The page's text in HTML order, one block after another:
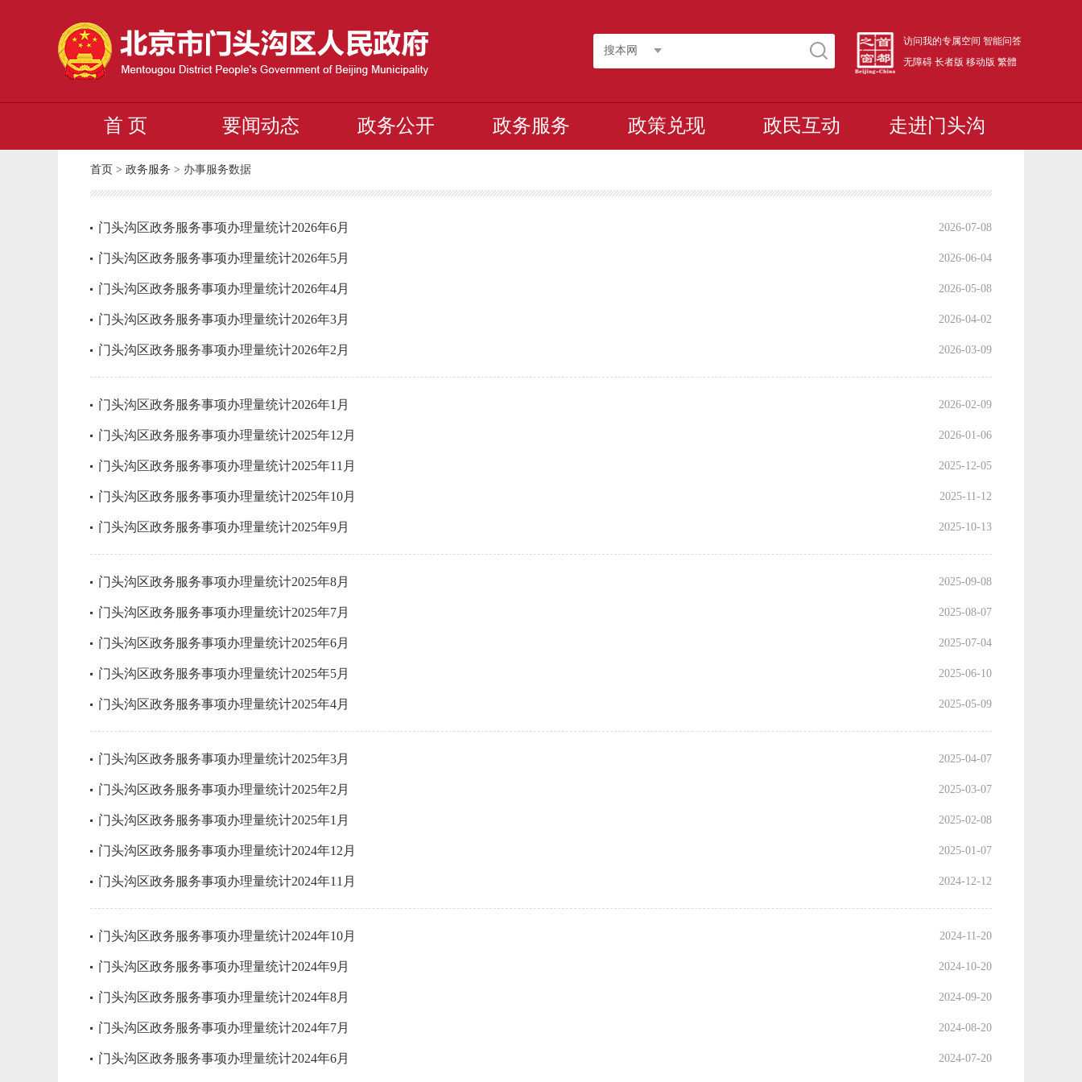
搜本网
访问我的专属空间 智能问答
无障碍 长者版 移动版 繁體
首 页 要闻动态 政务公开 政务服务 政策兑现 政民互动 走进门头沟
首页 >政务服务 > 办事服务数据
门头沟区政务服务事项办理量统计2026年6月 2026-07-08
门头沟区政务服务事项办理量统计2026年5月 2026-06-04
门头沟区政务服务事项办理量统计2026年4月 2026-05-08
门头沟区政务服务事项办理量统计2026年3月 2026-04-02
门头沟区政务服务事项办理量统计2026年2月 2026-03-09
门头沟区政务服务事项办理量统计2026年1月 2026-02-09
门头沟区政务服务事项办理量统计2025年12月 2026-01-06
门头沟区政务服务事项办理量统计2025年11月 2025-12-05
门头沟区政务服务事项办理量统计2025年10月 2025-11-12
门头沟区政务服务事项办理量统计2025年9月 2025-10-13
门头沟区政务服务事项办理量统计2025年8月 2025-09-08
门头沟区政务服务事项办理量统计2025年7月 2025-08-07
门头沟区政务服务事项办理量统计2025年6月 2025-07-04
门头沟区政务服务事项办理量统计2025年5月 2025-06-10
门头沟区政务服务事项办理量统计2025年4月 2025-05-09
门头沟区政务服务事项办理量统计2025年3月 2025-04-07
门头沟区政务服务事项办理量统计2025年2月 2025-03-07
门头沟区政务服务事项办理量统计2025年1月 2025-02-08
门头沟区政务服务事项办理量统计2024年12月 2025-01-07
门头沟区政务服务事项办理量统计2024年11月 2024-12-12
门头沟区政务服务事项办理量统计2024年10月 2024-11-20
门头沟区政务服务事项办理量统计2024年9月 2024-10-20
门头沟区政务服务事项办理量统计2024年8月 2024-09-20
门头沟区政务服务事项办理量统计2024年7月 2024-08-20
门头沟区政务服务事项办理量统计2024年6月 2024-07-20